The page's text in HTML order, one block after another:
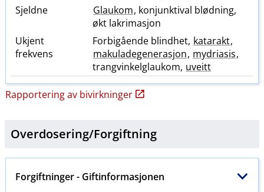
Sjeldne
Glaukom, konjunktival blødning,
økt lakrimasjon
Ukjent
frekvens
Forbigående blindhet, katarakt,
makuladegenerasjon, mydriasis,
trangvinkelglaukom, uveitt
Rapportering av bivirkninger
Overdosering​/​Forgiftning
Forgiftninger- Giftinformasjonen